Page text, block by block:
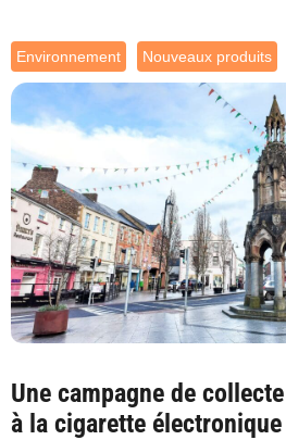
Environnement Nouveaux produits
Une campagne de
à la cigarette